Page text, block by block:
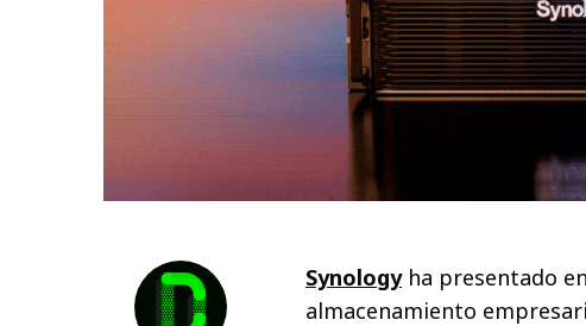
Synologyha presentado
almacenamiento